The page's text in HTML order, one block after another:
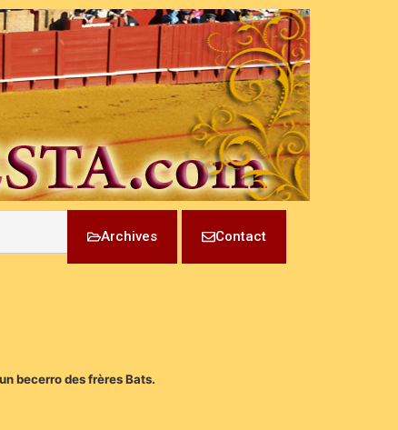
Archives Contact
becerro des frères Bats.